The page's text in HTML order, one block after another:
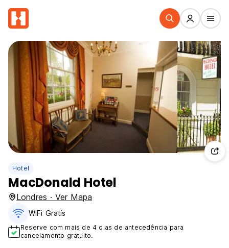
Hotel
MacDonald Hotel
Londres · Ver Mapa
WiFi Gratís
Reserve com mais de 4 dias de antecedência para
cancelamento gratuito.